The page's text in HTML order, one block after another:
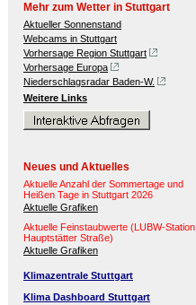
Mehr zum Wetter in Stuttgart
Aktueller Sonnenstand
Webcams in Stuttgart
Vorhersage Region Stuttgart
Vorhersage Europa
Niederschlagsradar Baden-W.
Weitere Links
Neues und Aktuelles
Aktuelle Anzahl der Sommertage und
Heißen Tage in Stuttgart 2026
Aktuelle Grafiken
Aktuelle Feinstaubwerte (LUBW-Station
Hauptstätter Straße)
Aktuelle Grafiken
Klimazentrale Stuttgart
Klima Dashboard Stuttgart